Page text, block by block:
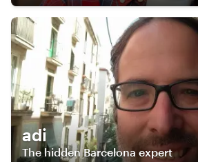
adi
The hidden Barcelona expert